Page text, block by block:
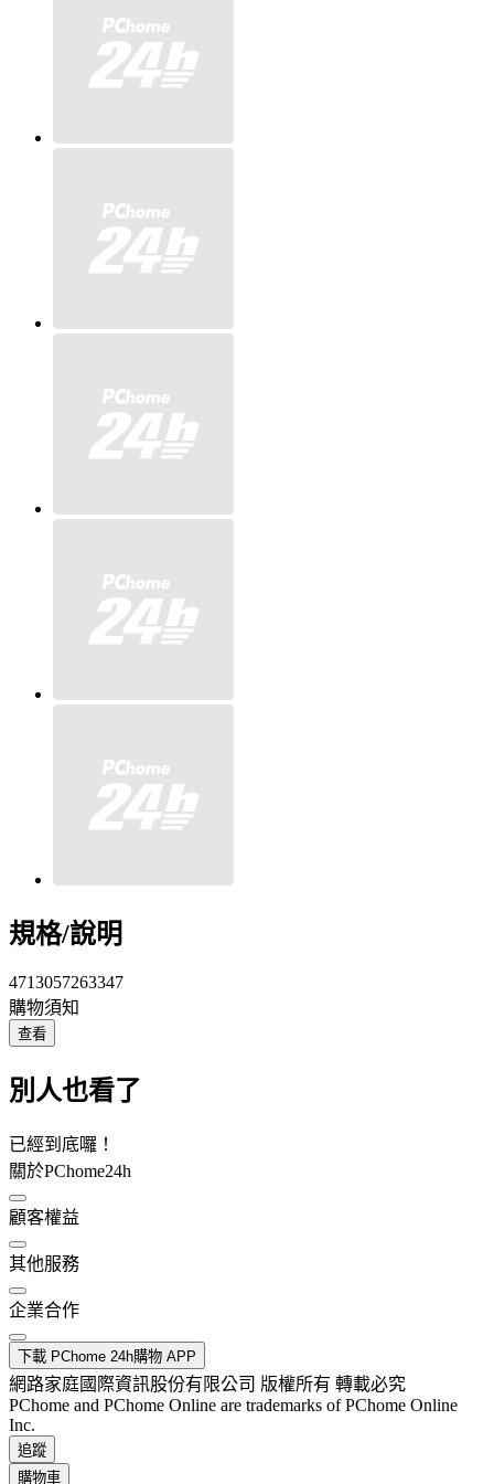
規格/說明
4713057263347
購物須知
查看
別人也看了
已經到底囉！
關於PChome24h
顧客權益
其他服務
企業合作
下載 PChome 24h購物 APP
網路家庭國際資訊股份有限公司 版權所有 轉載必究
PChome and PChome Online are trademarks of PChome Online
Inc.
追蹤
購物車